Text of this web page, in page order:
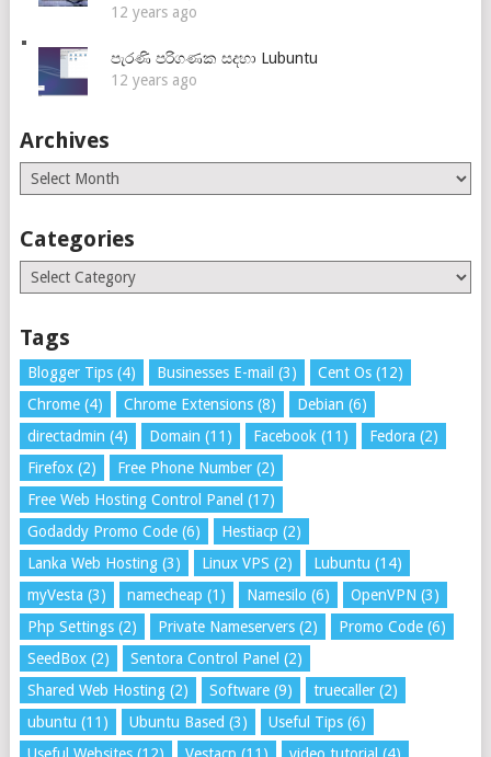
12 years ago
පැරණි පරිගණක සදහා Lubuntu
12 years ago
Archives
Archives
Categories
Categories
Tags
Blogger Tips(4) Businesses E-mail (3) Cent Os(12)
Chrome(4) Chrome Extensions(8) Debian (6)
directadmin (4) Domain (11) Facebook (11) Fedora (2)
Firefox(2) Free Phone Number(2)
Free Web Hosting Control Panel (17)
Godaddy Promo Code(6) Hestiacp (2)
Lanka Web Hosting(3) Linux VPS (2) Lubuntu (14)
myVesta (3) namecheap (1) Namesilo (6) OpenVPN (3)
Php Settings(2) Private Nameservers(2) Promo Code(6)
SeedBox(2) Sentora Control Panel (2)
Shared Web Hosting(2) Software(9) truecaller(2)
ubuntu (11) Ubuntu Based (3) Useful Tips(6)
Useful Websites(12) Vestacp (11) video tutorial (4)